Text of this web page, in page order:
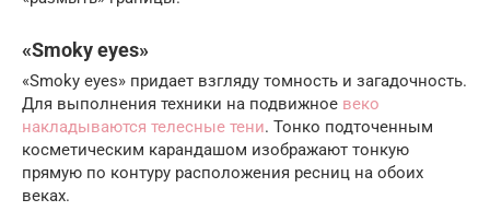
«Smoky eyes»
«Smoky eyes» придает взгляду томность и загадочность.
Для выполнения техники на подвижное веко
накладываются телесные тени. Тонко подточенным
косметическим карандашом изображают тонкую
прямую по контуру расположения ресниц на обоих
веках.